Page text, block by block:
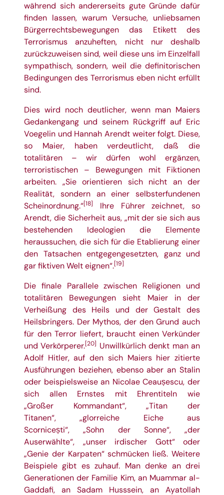
während sich andererseits gute Gründe dafür
finden lassen, warum Versuche, unliebsamen
Bürgerrechtsbewegungen das Etikett des
Terrorismus anzuheften, nicht nur deshalb
zurückzuweisen sind, weil diese uns im Einzelfall
sympathisch, sondern, weil die definitorischen
Bedingungen des Terrorismus eben nicht erfüllt
sind.
Dies wird noch deutlicher, wenn man Maiers
Gedankengang und seinem Rückgriff auf Eric
Voegelin und Hannah Arendt weiter folgt. Diese,
so Maier, haben verdeutlicht, daß die
totalitären – wir dürfen wohl ergänzen,
terroristischen – Bewegungen mit Fiktionen
arbeiten. „Sie orientieren sich nicht an der
Realität, sondern an einer selbsterfundenen
Scheinordnung.“[18]
Ihre Führer zeichnet, so
Arendt, die Sicherheit aus, „mit der sie sich aus
bestehenden Ideologien die Elemente
heraussuchen, die sich für die Etablierung einer
den Tatsachen entgegengesetzten, ganz und
gar fiktiven Welt eignen“.[19]
Die finale Parallele zwischen Religionen und
totalitären Bewegungen sieht Maier in der
Verheißung des Heils und der Gestalt des
Heilsbringers. Der Mythos, der den Grund auch
für den Terror liefert, braucht einen Verkünder
und Verkörperer.[20] Unwillkürlich denkt man an
Adolf Hitler, auf den sich Maiers hier zitierte
Ausführungen beziehen, ebenso aber an Stalin
oder beispielsweise an Nicolae Ceaușescu, der
sich allen Ernstes mit Ehrentiteln wie
„Großer Kommandant“, „Titan der
Titanen“, „glorreiche Eiche aus
Scornicești“, „Sohn der Sonne“, „der
Auserwählte“, „unser irdischer Gott“ oder
„Genie der Karpaten“ schmücken ließ. Weitere
Beispiele gibt es zuhauf. Man denke an drei
Generationen der Familie Kim, an Muammar al-
Gaddafi, an Sadam Husssein, an Ayatollah